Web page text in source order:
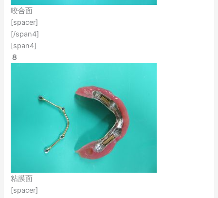
咬合面
[spacer]
[/span4]
[span4]
８
粘膜面
[spacer]